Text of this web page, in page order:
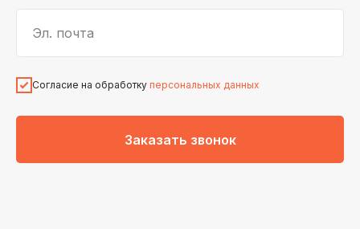
Эл. почта
Согласие на обработку персональных данных
Заказать звонок